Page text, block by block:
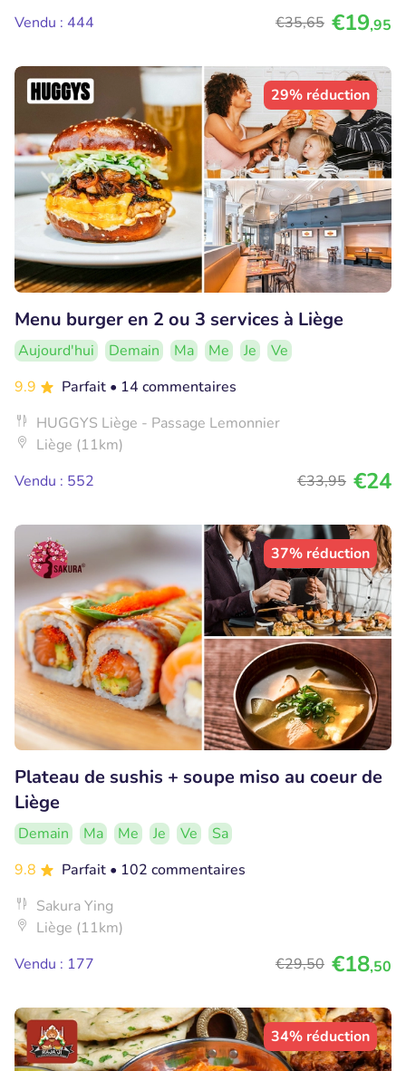
Vendu : 444
€35,65 €19,95
29% réduction
Menu burger en 2 ou 3 services à Liège
Aujourd'hui Demain Ma Me Je
Ve
9.9
Parfait • 14 commentaires
HUGGYS Liège - Passage Lemonnier
Liège (11km)
Vendu : 552
€33,95 €24
37% réduction
Plateau de sushis + soupe miso au coeur de
Liège
Demain Ma Me Je Ve
Sa
9.8
Parfait • 102 commentaires
Sakura Ying
Liège (11km)
Vendu : 177
€29,50 €18,50
34% réduction